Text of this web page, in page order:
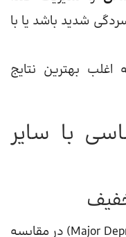
شدید باشد یا با
بهترین نتایج
با سایر
افسردگی اساسی (Major Depressive Disorder) در مقایسه